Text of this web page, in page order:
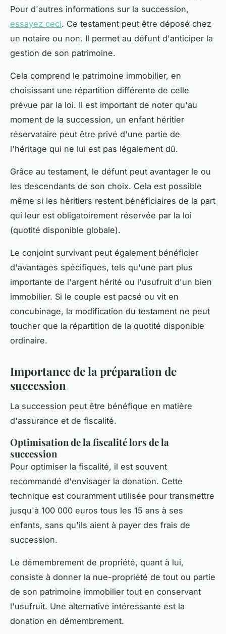
Pour d'autres informations sur la succession,
essayez ceci. Ce testament peut être déposé chez
un notaire ou non. Il permet au défunt d'anticiper la
gestion de son patrimoine.
Cela comprend le patrimoine immobilier, en
choisissant une répartition différente de celle
prévue par la loi. Il est important de noter qu'au
moment de la succession, un enfant héritier
réservataire peut être privé d'une partie de
l'héritage qui ne lui est pas légalement dû.
Grâce au testament, le défunt peut avantager le ou
les descendants de son choix. Cela est possible
même si les héritiers restent bénéficiaires de la part
qui leur est obligatoirement réservée par la loi
(quotité disponible globale).
Le conjoint survivant peut également bénéficier
d'avantages spécifiques, tels qu'une part plus
importante de l'argent hérité ou l'usufruit d'un bien
immobilier. Si le couple est pacsé ou vit en
concubinage, la modification du testament ne peut
toucher que la répartition de la quotité disponible
ordinaire.
Importance de la préparation de
succession
La succession peut être bénéfique en matière
d'assurance et de fiscalité.
Optimisation de la fiscalité lors de la
succession
Pour optimiser la fiscalité, il est souvent
recommandé d'envisager la donation. Cette
technique est couramment utilisée pour transmettre
jusqu'à 100 000 euros tous les 15 ans à ses
enfants, sans qu'ils aient à payer des frais de
succession.
Le démembrement de propriété, quant à lui,
consiste à donner la nue-propriété de tout ou partie
de son patrimoine immobilier tout en conservant
l'usufruit. Une alternative intéressante est la
donation en démembrement.